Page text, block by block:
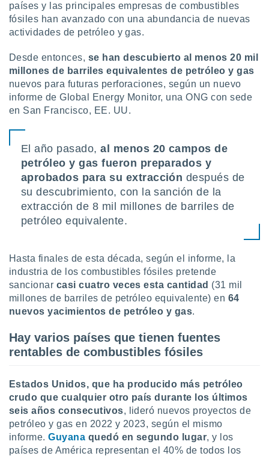
IP
de
traten tus
en
interés
a lo que
u
datos
momento
en
en
de
países y las principales empresas de combustibles
fósiles han avanzado con una abundancia de nuevas
actividades de petróleo y gas.
Desde entonces, se han descubierto al menos 20 mil
millones de barriles equivalentes de petróleo y gas
nuevos para futuras perforaciones, según un nuevo
informe de Global Energy Monitor, una ONG con sede
en San Francisco, EE. UU.
El año pasado,al menos 20 campos de
petróleo y gas fueron preparados y
aprobados para su extracción después de
su descubrimiento, con la sanción de la
extracción de 8 mil millones de barriles de
petróleo equivalente.
Hasta finales de esta década, según el informe, la
industria de los combustibles fósiles pretende
sancionar casi cuatro veces esta cantidad (31 mil
millones de barriles de petróleo equivalente) en 64
nuevos yacimientos de petróleo y gas.
Hay varios países que tienen fuentes
rentables de combustibles fósiles
Estados Unidos, que ha producido más petróleo
crudo que cualquier otro país durante los últimos
seis años consecutivos, lideró nuevos proyectos de
petróleo y gas en 2022 y 2023, según el mismo
informe.Guyana quedó en segundo lugar, y los
países de América representan el 40% de todos los